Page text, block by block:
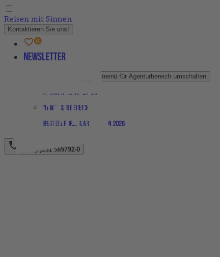
Reisen mit Sinnen
Kontaktieren Sie uns!
Newsletter
Untermenü für Agenturbereich umschalten
Downloadbereich
Bestellformular Magazin 2026
+49 (0)231 589792-0